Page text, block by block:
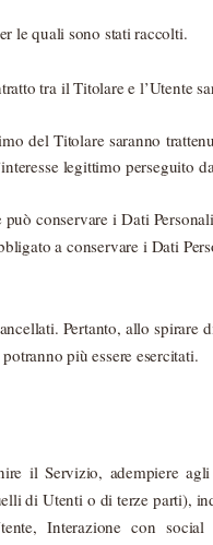
le quali sono stati raccolti.
tra il Titolare e l’Utente
del Titolare saranno
legittimo perseguito
conservare i Dati
a conservare i Dati
Pertanto, allo spirare
più essere esercitati.
il Servizio, adempiere
di Utenti o di terze parti),
Interazione con social